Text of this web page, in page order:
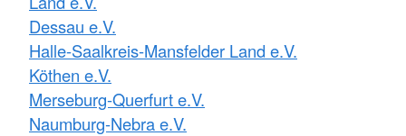
Dessau e.V.
Halle-Saalkreis-Mansfelder Land e.V.
Köthen e.V.
Merseburg-Querfurt e.V.
Naumburg-Nebra e.V.